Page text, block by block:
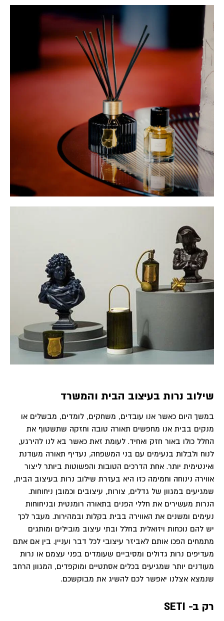
שילוב נרות בעיצוב הבית והמשרד
במשך היום כאשר אנו עובדים, משחקים, לומדים, מבשלים או
מנקים בבית אנו מחפשים תאורה טובה וחזקה שתשטוף את
החלל כולו באור חזק ואחיד. לעומת זאת כאשר בא לנו להירגע,
לנוח ולבלות בנעימים עם בני המשפחה, נעדיף תאורה מעודנת
ואינטימית יותר. אחת הדרכים הטובות והפשוטות ביותר ליצור
אווירה נינוחה וחמימה כזו היא בעזרת שילוב נרות בעיצוב הבית,
שמגיעים במגוון של גדלים, צורות, עיצובים וכמובן ניחוחות.
הנרות מעשירים את חללי הפנים בתאורה רומנטית ובניחוחות
נעימים ומשנים את האווירה בבית בקלות ובמהירות. מעבר לכך
יש להם נוכחות ויזואלית בחלל ובתי עיצוב מובילים ומותגים
מתמחים הפכו אותם לאביזר עיצובי לכל דבר ועניין. בין אם אתם
מעדיפים נרות גדולים ומסיביים שעומדים בפני עצמם או נרות
מעודנים יותר שמגיעים בכלים אסתטיים ומוקפדים, המגוון הרחב
שנמצא אצלנו יאפשר לכם להשיג את מבוקשכם.
רק ב- SETI